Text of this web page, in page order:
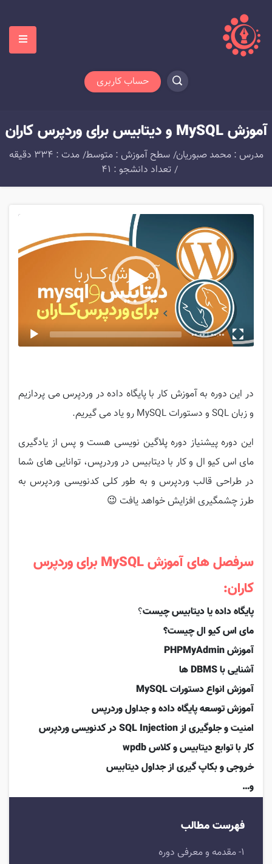
حساب کاربری
آموزش MySQL و دیتابیس برای وردپرس کاران
مدرس : محمد صبوریان سطح آموزش : متوسط مدت : 334 دقیقه
تعداد دانشجو : 41
Player
00:00|00:00
در این دوره به آموزش کار با پایگاه داده در وردپرس می پردازیم
و زبان SQL و دستورات MySQL رو یاد می گیریم.
این دوره پیشنیاز دوره پلاگین نویسی هست و پس از یادگیری
مای اس کیو ال و کار با دیتابیس در وردرپس، توانایی های شما
در طراحی قالب وردپرس و به طور کلی کدنویسی وردپرس به
طرز چشمگیری افزایش خواهد یافت 😉
سرفصل های آموزش MySQL برای وردپرس
کاران:
پایگاه داده یا دیتابیس چیست؟
مای اس کیو ال چیست؟
آموزش PHPMyAdmin
آشنایی با DBMS ها
آموزش انواع دستورات MySQL
آموزش توسعه پایگاه داده و جداول وردرپس
امنیت و جلوگیری از SQL Injection در کدنویسی وردپرس
کار با توابع دیتابیس و کلاس wpdb
خروجی و بکاپ گیری از جداول دیتابیس
و…
فهرست مطالب
1- مقدمه و معرفی دوره